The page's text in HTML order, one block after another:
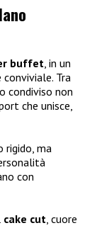
buffet, in un
Tra
condiviso non
che unisce,
rigido, ma
con
cake cut, cuore